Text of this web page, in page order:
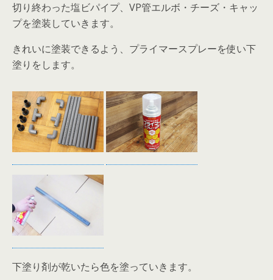
切り終わった塩ビパイプ、VP管エルボ・チーズ・キャッ
プを塗装していきます。
きれいに塗装できるよう、プライマースプレーを使い下
塗りをします。
下塗り剤が乾いたら色を塗っていきます。